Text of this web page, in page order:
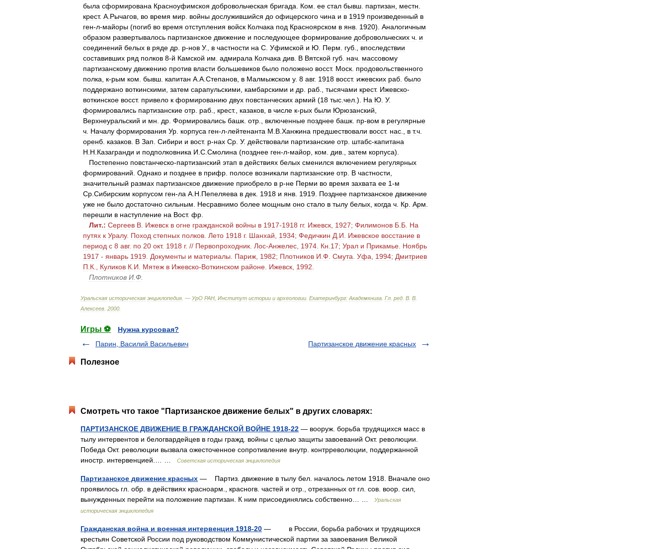
была сформирована Красноуфимскоя добровольческая бригада Ком ее стал бывш партизан местн
крест. А Рычагов во время мир войны дослужившийся до офицерского чина и в 1919 произведенный в
ген-л-майоры (погиб во время отступления войск Колчака под Красноярском в янв 1920). Аналогичным
образом развертывалось партизанское движение и последующее формирование добровольческих ч и
соединений белых в ряде др р-нов У., в частности на С Уфимской и Ю Перм губ
впоследствии
составивших ряд полков 8-й Камской им адмирала Колчака див В Вятской губ нач массовому
партизанскому движению против власти большевиков было положено восст. Моск продовольственного
полка
к-рым ком бывш капитан А А Степанов в Малмыжском у. 8 авг. 1918 восст. ижевских раб было
поддержано воткинскими затем сарапульскими камбарскими и др раб тысячами крест. Ижевско-
воткинское восст. привело к формированию двух повстанческих армий (18 тыс чел .). На Ю У.
формировались партизанские отр раб крест., казаков в числе к-рых были Юрюзанский
Верхнеуральский и мн др Формировались башк отр включенные позднее башк пр-вом в регулярные
ч Началу формирования Ур корпуса ген-л-лейтенанта М В Ханжина предшествовали восст. нас в т.ч
оренб казаков В Зап Сибири и вост. р-нах Ср У. действовали партизанские отр штабс-капитана
Н Н Казагранди и подполковника И С Смолина (позднее ген-л-майор ком див затем корпуса).
Постепенно повстанческо-партизанский этап в действиях белых сменился включением регулярных
формирований Однако и позднее в прифр полосе возникали партизанские отр В частности
значительный размах партизанское движение приобрело в р-не Перми во время захвата ее 1-м
Ср Сибирским корпусом ген-ла А Н Пепеляева в дек 1918 и янв 1919 Позднее партизанское движение
уже не было достаточно сильным Несравнимо более мощным оно стало в тылу белых когда ч Кр Арм
перешли в наступление на Вост. фр
Лит.: Сергеев В Ижевск в огне гражданской войны в 1917-1918 гг. Ижевск 1927; Филимонов Б Б На
путях к Уралу. Поход степных полков Лето 1918 г. Шанхай 1934; Федичкин Д И Ижевское восстание в
период с 8 авг. по 20 окт. 1918 г. // Первопроходник Лос-Анжелес 1974 Кн 17; Урал и Прикамье Ноябрь
1917 - январь 1919 Документы и материалы Париж 1982; Плотников И Ф Смута Уфа 1994; Дмитриев
П К Куликов К И Мятеж в Ижевско-Воткинском районе Ижевск 1992
Плотников И Ф
Уральская историческая энциклопедия . — УрО РАН Институт истории и археологии Екатеринбург: Академкнига Гл ред В В
Алексеев 2000
Игры ⚽
Нужна курсовая?
Парин, Василий Васильевич
Партизанское движение красных
Полезное
Смотреть что такое "Партизанское движение белых" в других словарях:
ПАРТИЗАНСКОЕ ДВИЖЕНИЕ В ГРАЖДАНСКОЙ ВОЙНЕ 1918-22 — вооруж. борьба трудящихся масс в
тылу интервентов и белогвардейцев в годы гражд. войны с целью защиты завоеваний Окт. революции.
Победа Окт. революции вызвала ожесточенное сопротивление внутр. контрреволюции, поддержанной
иностр. интервенцией.… …
Советская историческая энциклопедия
Партизанское движение красных — Партиз. движение в тылу бел. началось летом 1918. Вначале оно
проявилось гл. обр. в действиях красноарм., красногв. частей и отр., отрезанных от гл. сов. воор. сил,
вынужденных перейти на положение партизан. К ним присоединялись собственно… …
Уральская
историческая энциклопедия
Гражданская война и военная интервенция 1918-20 — в России, борьба рабочих и трудящихся
крестьян Советской России под руководством Коммунистической партии за завоевания Великой